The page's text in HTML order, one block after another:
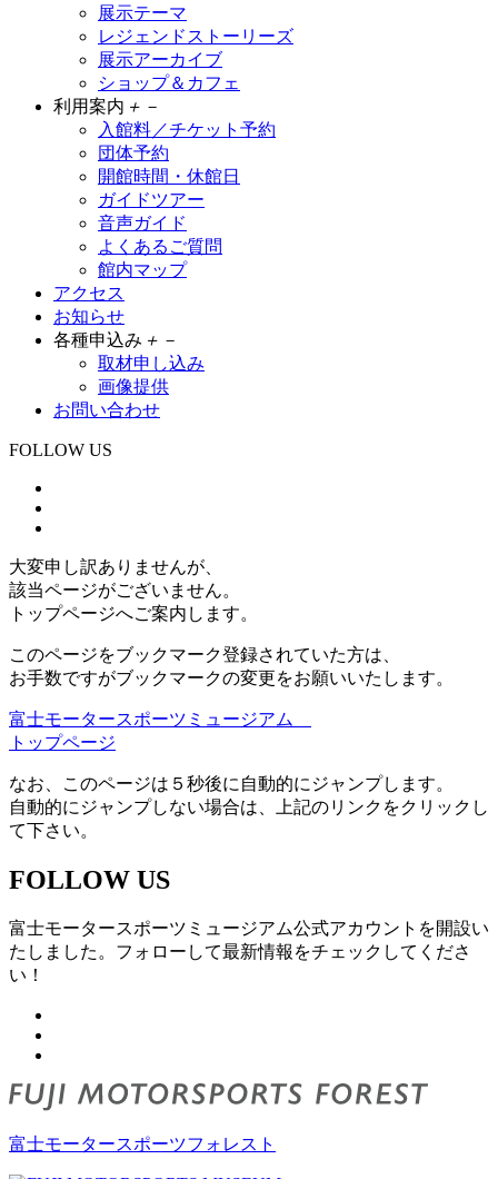
展示テーマ
レジェンドストーリーズ
展示アーカイブ
ショップ＆カフェ
利用案内 ＋ －
入館料／チケット予約
団体予約
開館時間・休館日
ガイドツアー
音声ガイド
よくあるご質問
館内マップ
アクセス
お知らせ
各種申込み ＋ －
取材申し込み
画像提供
お問い合わせ
FOLLOW US
大変申し訳ありませんが、
該当ページがございません。
トップページへご案内します。
このページをブックマーク登録されていた方は、
お手数ですがブックマークの変更をお願いいたします。
富士モータースポーツミュージアム
トップページ
なお、このページは５秒後に自動的にジャンプします。
自動的にジャンプしない場合は、上記のリンクをクリックし
て下さい。
FOLLOW US
富士モータースポーツミュージアム公式アカウントを開設い
たしました。フォローして最新情報をチェックしてくださ
い！
富士モータースポーツフォレスト